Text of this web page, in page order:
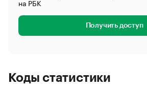
на РБК
Получить доступ
Коды статистики